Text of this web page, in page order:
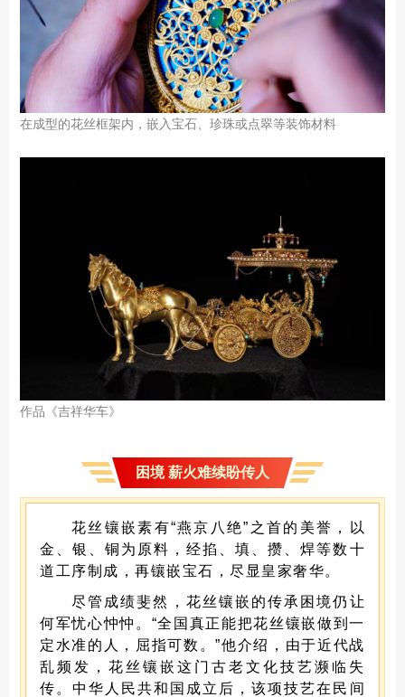
在成型的花丝框架内，嵌入宝石、珍珠或点翠等装饰材料
作品《吉祥华车》
困境 薪火难续盼传人
花丝镶嵌素有“燕京八绝”之首的美誉，以
金、银、铜为原料，经掐、填、攒、焊等数十
道工序制成，再镶嵌宝石，尽显皇家奢华。
尽管成绩斐然，花丝镶嵌的传承困境仍让
何军忧心忡忡。“全国真正能把花丝镶嵌做到一
定水准的人，屈指可数。”他介绍，由于近代战
乱频发，花丝镶嵌这门古老文化技艺濒临失
传。中华人民共和国成立后，该项技艺在民间